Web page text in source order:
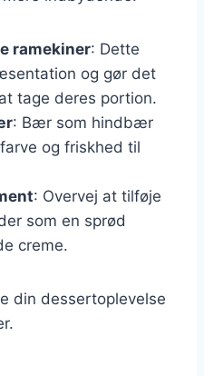
ramekiner: Dette
og gør det
tage deres portion.
: Bær som hindbær
og friskhed til
: Overvej at tilføje
som en sprød
creme.
din dessertoplevelse